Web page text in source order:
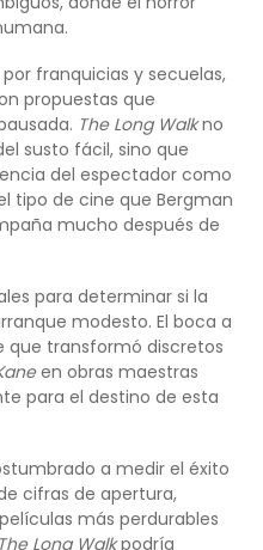
franquicias y secuelas,
propuestas que
The Long Walkno
susto fácil, sino que
del espectador como
tipo de cine que Bergman
mucho después de
para determinar si la
modesto. El boca a
que transformó discretos
en obras maestras
para el destino de esta
a medir el éxito
cifras de apertura,
más perdurables
The Long Walkpodría